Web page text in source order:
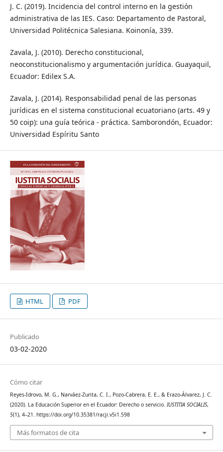
J. C. (2019). Incidencia del control interno en la gestión
administrativa de las IES. Caso: Departamento de Pastoral,
Universidad Politécnica Salesiana. Koinonía, 339.
Zavala, J. (2010). Derecho constitucional,
neoconstitucionalismo y argumentación jurídica. Guayaquil,
Ecuador: Edilex S.A.
Zavala, J. (2014). Responsabilidad penal de las personas
jurídicas en el sistema constitucional ecuatoriano (arts. 49 y
50 coip): una guía teórica - práctica. Samborondón, Ecuador:
Universidad Espíritu Santo
HTML PDF
Publicado
03-02-2020
Cómo citar
Reyes-Idrovo, M. G., Narváez-Zurita, C. I., Pozo-Cabrera, E. E., & Erazo-Álvarez, J. C.
(2020). La Educación Superior en el Ecuador: Derecho o servicio. IUSTITIA SOCIALIS,
5(1), 4–21. https://doi.org/10.35381/racji.v5i1.598
Más formatos de cita